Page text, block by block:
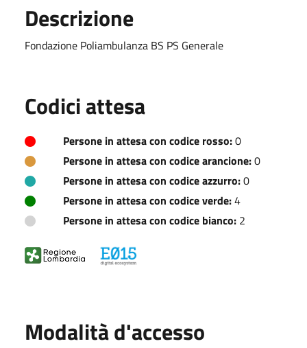
Descrizione
Fondazione Poliambulanza BS PS Generale
Codici attesa
Persone in attesa con codice rosso:0
Persone in attesa con codice arancione:0
Persone in attesa con codice azzurro:0
Persone in attesa con codice verde:4
Persone in attesa con codice bianco: 2
Modalità d'accesso